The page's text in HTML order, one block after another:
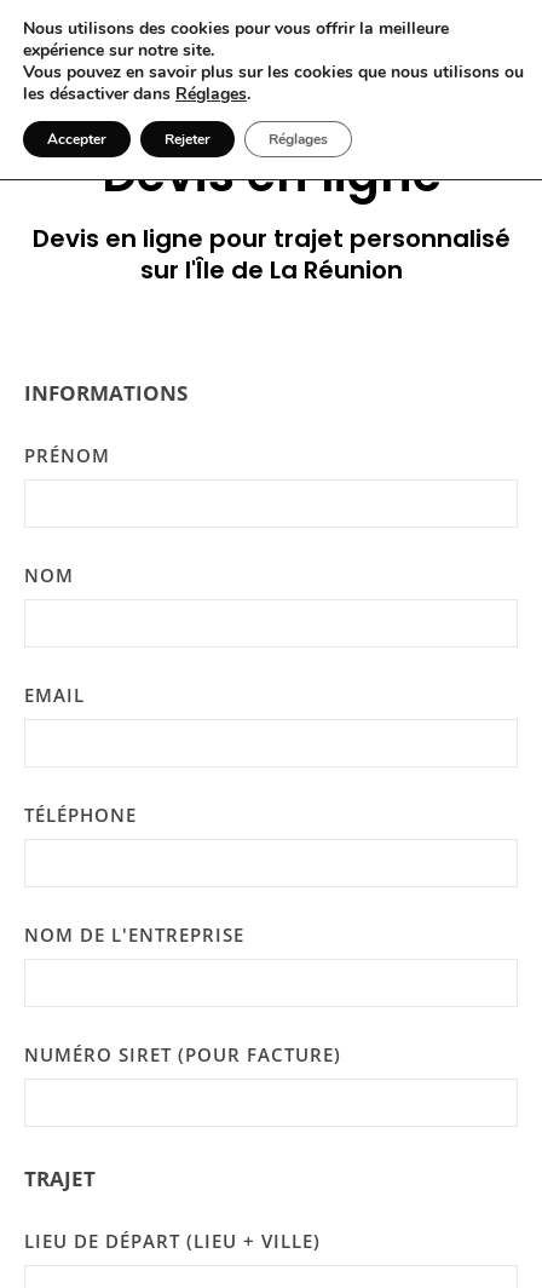
Devis en ligne
Devis en ligne pour trajet personnalisé
sur l'Île de La Réunion
INFORMATIONS
PRÉNOM
NOM
EMAIL
TÉLÉPHONE
NOM DE L'ENTREPRISE
NUMÉRO SIRET (POUR FACTURE)
TRAJET
LIEU DE DÉPART (LIEU + VILLE)
Nous utilisons des cookies pour vous offrir la meilleure
expérience sur notre site.
Vous pouvez en savoir plus sur les cookies que nous utilisons ou
les désactiver dans Réglages.
Accepter Rejeter Réglages